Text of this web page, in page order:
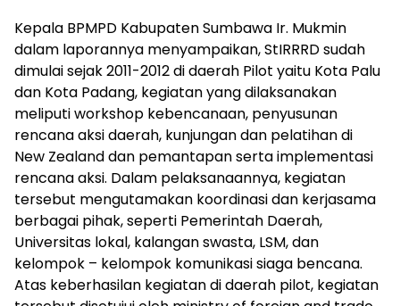
Kepala BPMPD Kabupaten Sumbawa Ir. Mukmin
dalam laporannya menyampaikan, StIRRRD sudah
dimulai sejak 2011-2012 di daerah Pilot yaitu Kota Palu
dan Kota Padang, kegiatan yang dilaksanakan
meliputi workshop kebencanaan, penyusunan
rencana aksi daerah, kunjungan dan pelatihan di
New Zealand dan pemantapan serta implementasi
rencana aksi. Dalam pelaksanaannya, kegiatan
tersebut mengutamakan koordinasi dan kerjasama
berbagai pihak, seperti Pemerintah Daerah,
Universitas lokal, kalangan swasta, LSM, dan
kelompok – kelompok komunikasi siaga bencana.
Atas keberhasilan kegiatan di daerah pilot, kegiatan